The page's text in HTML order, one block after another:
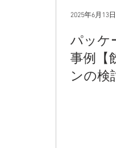
パッケ
事例【
ンの検
2025年6月13日